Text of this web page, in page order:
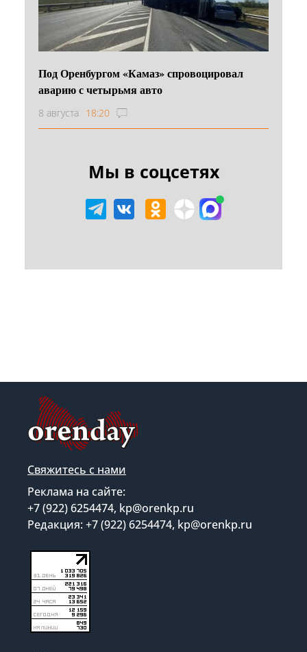
Под Оренбургом «Камаз» спровоцировал
аварию с четырьмя авто
8 августа 18:20
Мы в соцсетях
Свяжитесь с нами
Реклама на сайте:
+7 (922) 6254474, kp@orenkp.ru
Редакция: +7 (922) 6254474, kp@orenkp.ru